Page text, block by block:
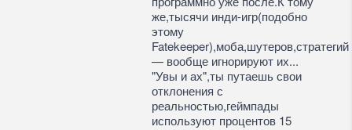
же,тысячи инди-игр(подобно
этому
Fatekeeper),моба,шутеров,стратегий
— вообще игнорируют их...
"Увы и ах",ты путаешь свои
отклонения с
реальностью,геймпады
используют процентов 15